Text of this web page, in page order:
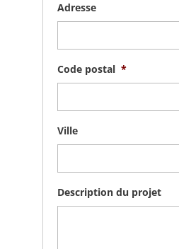
Adresse
Code postal *
Ville
Description du projet